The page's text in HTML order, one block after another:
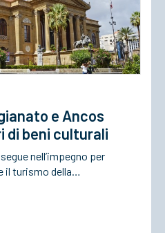
e Ancos
di beni culturali
nell’impegno per
il turismo della…